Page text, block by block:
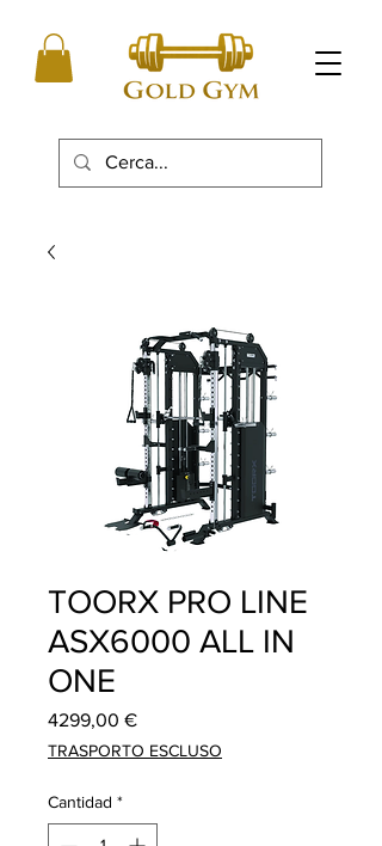
TOORX PRO LINE
ASX6000 ALL IN
ONE
4299,00 €Precio
TRASPORTO ESCLUSO
Cantidad *